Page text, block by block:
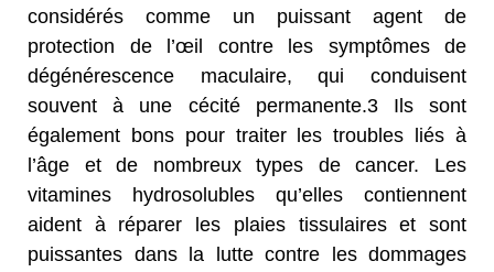
considérés comme un puissant agent de
protection de l’œil contre les symptômes de
dégénérescence maculaire, qui conduisent
souvent à une cécité permanente.3 Ils sont
également bons pour traiter les troubles liés à
l’âge et de nombreux types de cancer. Les
vitamines hydrosolubles qu’elles contiennent
aident à réparer les plaies tissulaires et sont
puissantes dans la lutte contre les dommages